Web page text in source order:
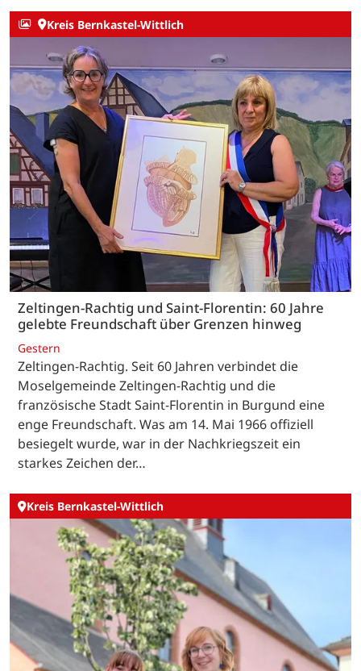
Kreis Bernkastel-Wittlich
Zeltingen-Rachtig und Saint-Florentin: 60 Jahre
gelebte Freundschaft über Grenzen hinweg
Gestern
Zeltingen-Rachtig. Seit 60 Jahren verbindet die
Moselgemeinde Zeltingen-Rachtig und die
französische Stadt Saint-Florentin in Burgund eine
enge Freundschaft. Was am 14. Mai 1966 offiziell
besiegelt wurde, war in der Nachkriegszeit ein
starkes Zeichen der…
Kreis Bernkastel-Wittlich